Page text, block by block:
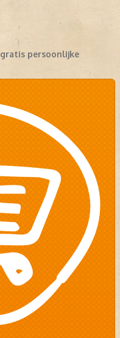
gratis persoonlijke